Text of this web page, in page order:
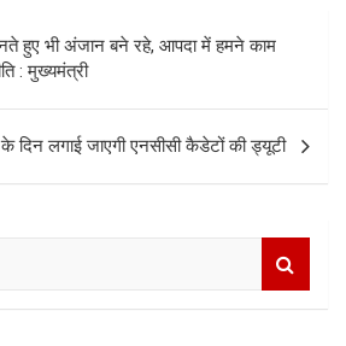
हुए भी अंजान बने रहे, आपदा में हमने काम
: मुख्यमंत्री
दिन लगाई जाएगी एनसीसी कैडेटों की ड्यूटी